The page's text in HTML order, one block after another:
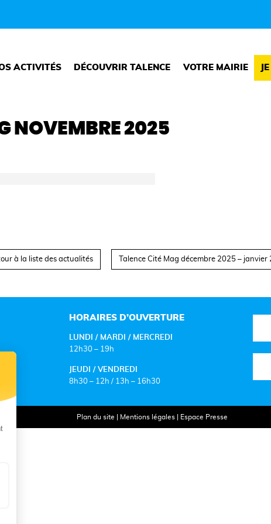
ACTIVITÉS DÉCOUVRIR TALENCE VOTRE MAIRIE
NOVEMBRE 2025
à la liste des actualités Talence Cité Mag décembre 2025 – janvier
HORAIRES D’OUVERTURE
LUNDI / MARDI / MERCREDI
12h30 – 19h
JEUDI / VENDREDI
8h30 – 12h / 13h – 16h30
Plan du site Mentions légales| Espace Presse